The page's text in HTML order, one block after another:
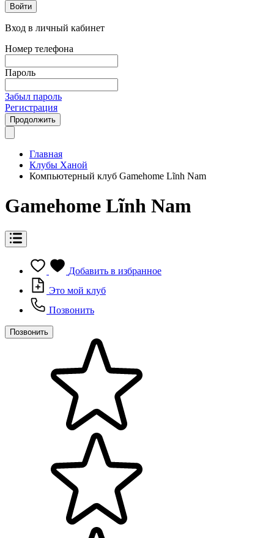
Войти
Вход в личный кабинет
Номер телефона
Пароль
Забыл пароль
Регистрация
Продолжить
Главная
Клубы Ханой
Компьютерный клуб Gamehome Lĩnh Nam
Gamehome Lĩnh Nam
Добавить в избранное
Это мой клуб
Позвонить
Позвонить